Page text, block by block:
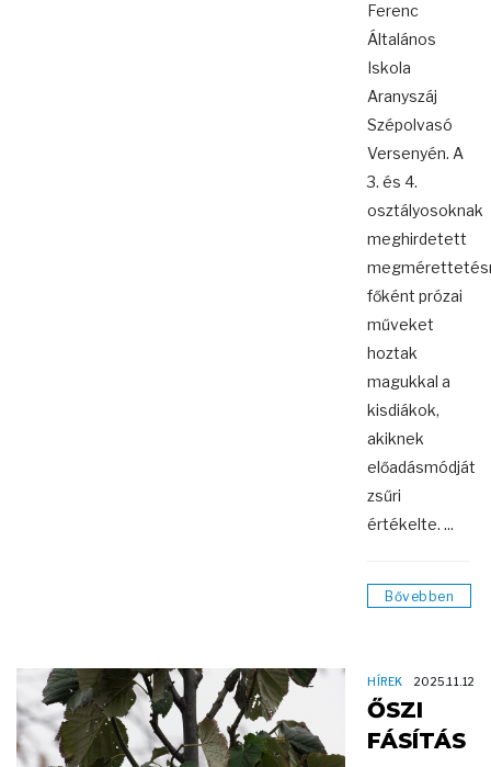
Ferenc
Általános
Iskola
Aranyszáj
Szépolvasó
Versenyén. A
3. és 4.
osztályosoknak
meghirdetett
főként prózai
műveket
hoztak
magukkal a
kisdiákok,
akiknek
előadásmódját
zsűri
értékelte. ...
Bővebben
HÍREK 2025.11.12
ŐSZI
FÁSÍTÁS